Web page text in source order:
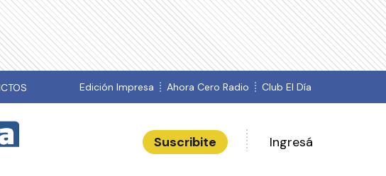
Edición Impresa Ahora Cero Radio Club El Día
Suscribite Ingresá